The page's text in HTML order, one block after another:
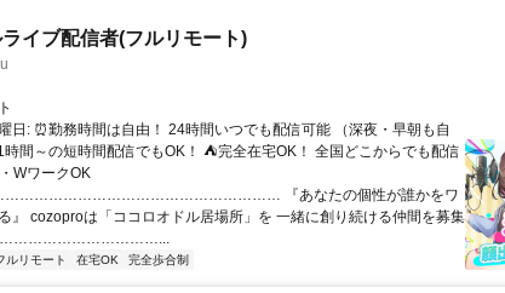
イブ配信者(フルリモート)
日: ⏰勤務時間は自由！ 24時間いつでも配信可能 （深夜・早朝も自
間～の短時間配信でもOK！ ⛺完全在宅OK！ 全国どこからでも配信
WワークOK
…………………………………………………… 『あなたの個性が誰かをワ
』 cozoproは「ココロオドル居場所」を 一緒に創り続ける仲間を募集
………………………………...
ルリモート 在宅OK 完全歩合制